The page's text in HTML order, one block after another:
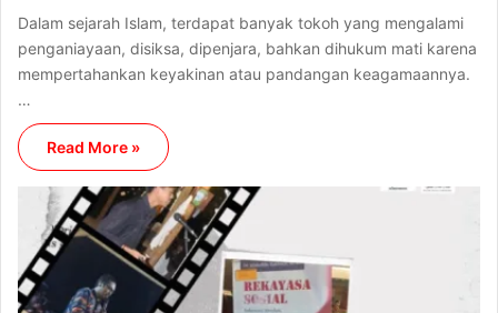
Dalam sejarah Islam, terdapat banyak tokoh yang mengalami
penganiayaan, disiksa, dipenjara, bahkan dihukum mati karena
mempertahankan keyakinan atau pandangan keagamaannya.
…
Read More »